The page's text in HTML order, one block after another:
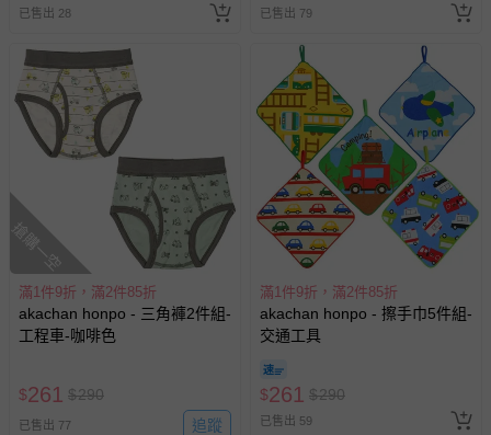
已售出 28 已售出 79
搶購一空
滿1件9折，滿2件85折
akachan honpo - 三角褲2件組-
工程車-咖啡色
$261 $290
已售出 77 追蹤
滿1件9折，滿2件85折
akachan honpo - 擦手巾5件組-
交通工具
$261 $290
已售出 59